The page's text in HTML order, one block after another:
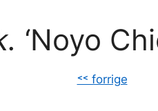
‘Noyo
˂˂ forrige